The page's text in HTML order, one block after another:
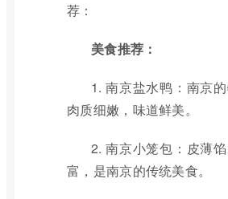
荐：
美食推荐：
1. 南京盐水鸭：南京的
肉质细嫩，味道鲜美。
2. 南京小笼包：皮薄
富，是南京的传统美食。